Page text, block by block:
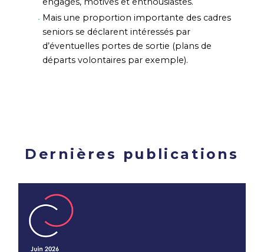
Mais une proportion importante des cadres
seniors se déclarent intéressés par
d’éventuelles portes de sortie (plans de
départs volontaires par exemple).
Dernières publications